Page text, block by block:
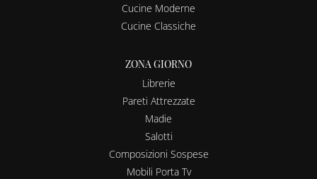
Cucine Moderne
Cucine Classiche
ZONA GIORNO
Librerie
Pareti Attrezzate
Madie
Salotti
Composizioni Sospese
Mobili Porta Tv